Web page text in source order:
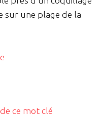
sur une plage de la
ce mot clé